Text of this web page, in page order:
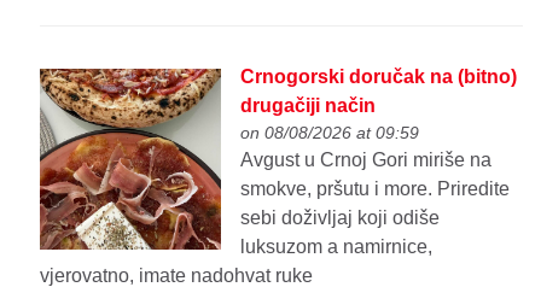
Crnogorski doručak na (bitno)
drugačiji način
on 08/08/2026 at 09:59
Avgust u Crnoj Gori miriše na
smokve, pršutu i more. Priredite
sebi doživljaj koji odiše
luksuzom a namirnice,
vjerovatno, imate nadohvat ruke